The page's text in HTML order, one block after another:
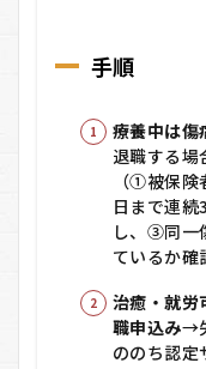
「受
給期
長」
のや
6
手
手順
療養中は傷
退職する場
（①被保
日まで連
し、③同一
ているか確
治癒・就労
職申込み→
ののち認定